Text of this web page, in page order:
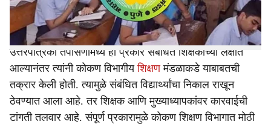
उत्तरपत्रिका तपासणीमध्ये हा प्रकार संबंधित शिक्षकांच्या लक्षात
आल्यानंतर त्यांनी कोकण विभागीयशिक्षणमंडळाकडे याबाबतची
तक्रार केली होती. त्यामुळे संबंधित विद्यार्थ्यांचा निकाल राखून
ठेवण्यात आला आहे. तर शिक्षक आणि मुख्याध्यापकांवर कारवाईची
टांगती तलवार आहे. संपूर्ण प्रकारामुळे कोकण शिक्षण विभागात मोठी